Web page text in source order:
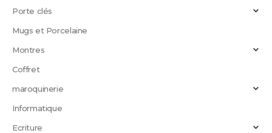
Porte clés
Mugs et Porcelaine
Montres
Coffret
maroquinerie
Informatique
Ecriture